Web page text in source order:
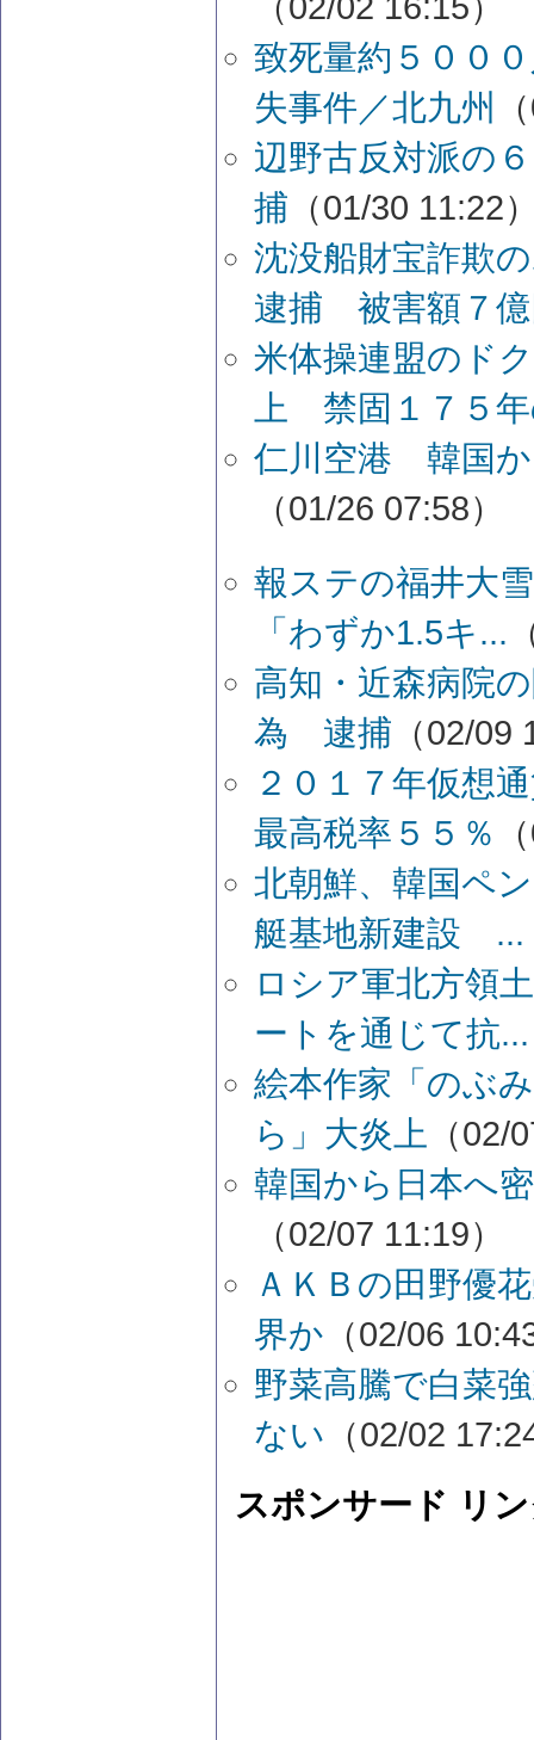
致死量約５００
失事件／北九州
辺野古反対派の
捕 （01/30 11:22
沈没船財宝詐欺
逮捕 被害額７億
米体操連盟のド
上 禁固１７５
仁川空港 韓国か
（01/26 07:58）
報ステの福井大
「わずか1.5キ...
高知・近森病院
為 逮捕 （02/09
２０１７年仮
最高税率５５％
北朝鮮、韓国ペ
艇基地新建設 ...
ロシア軍北方領
ートを通じて抗...
絵本作家「のぶ
ら」大炎上 （02/
韓国から日本へ
（02/07 11:19）
ＡＫＢの田野優
界か （02/06
野菜高騰で白菜
ない （02/02
スポンサード リ